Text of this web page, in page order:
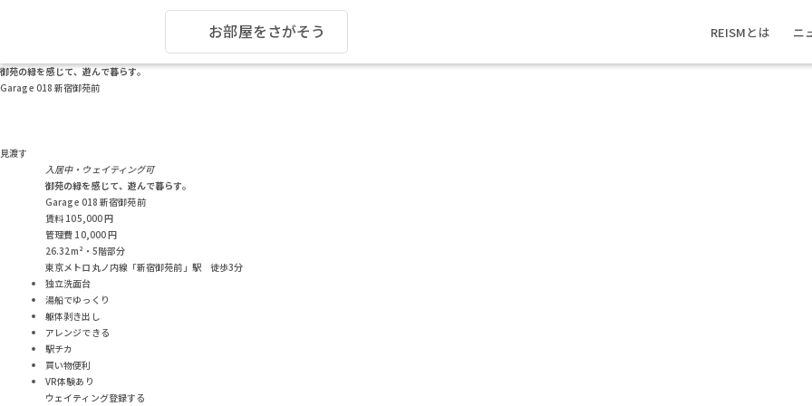
お部屋をさがそう REISMとは ニ
御苑の緑を感じて、遊んで暮らす。
Garage 018 新宿御苑前
見渡す
入居中・ウェイティング可
御苑の緑を感じて、遊んで暮らす。
Garage 018 新宿御苑前
賃料 105,000円
管理費 10,000円
26.32m²・5階部分
東京メトロ丸ノ内線「新宿御苑前」駅 徒歩3分
独立洗面台
湯船でゆっくり
躯体剥き出し
アレンジできる
駅チカ
買い物便利
VR体験あり
ウェイティング登録する